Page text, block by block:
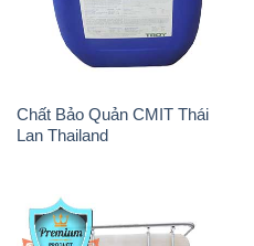
Chất Bảo Quản CMIT Thái
Lan Thailand